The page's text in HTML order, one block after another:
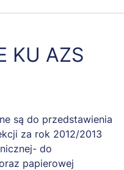
KU AZS
są do przedstawienia
za rok 2012/2013
do
papierowej